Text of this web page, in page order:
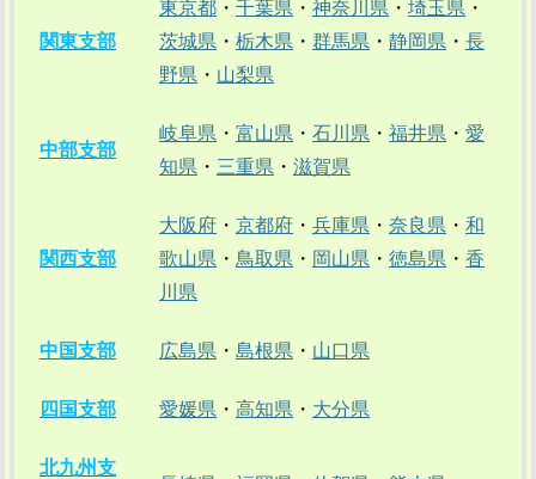
関東支部
東京都 ・ 千葉県 ・ 神奈川県 ・ 埼玉県 ・
茨城県 ・ 栃木県 ・ 群馬県 ・ 静岡県 ・ 長
野県 ・ 山梨県
中部支部
岐阜県 ・ 富山県 ・ 石川県 ・ 福井県 ・ 愛
知県 ・ 三重県 ・ 滋賀県
関西支部
大阪府 ・ 京都府 ・ 兵庫県 ・ 奈良県 ・ 和
歌山県 ・ 鳥取県 ・ 岡山県 ・ 徳島県 ・ 香
川県
中国支部 広島県 ・ 島根県 ・ 山口県
四国支部 愛媛県 ・ 高知県 ・ 大分県
北九州支